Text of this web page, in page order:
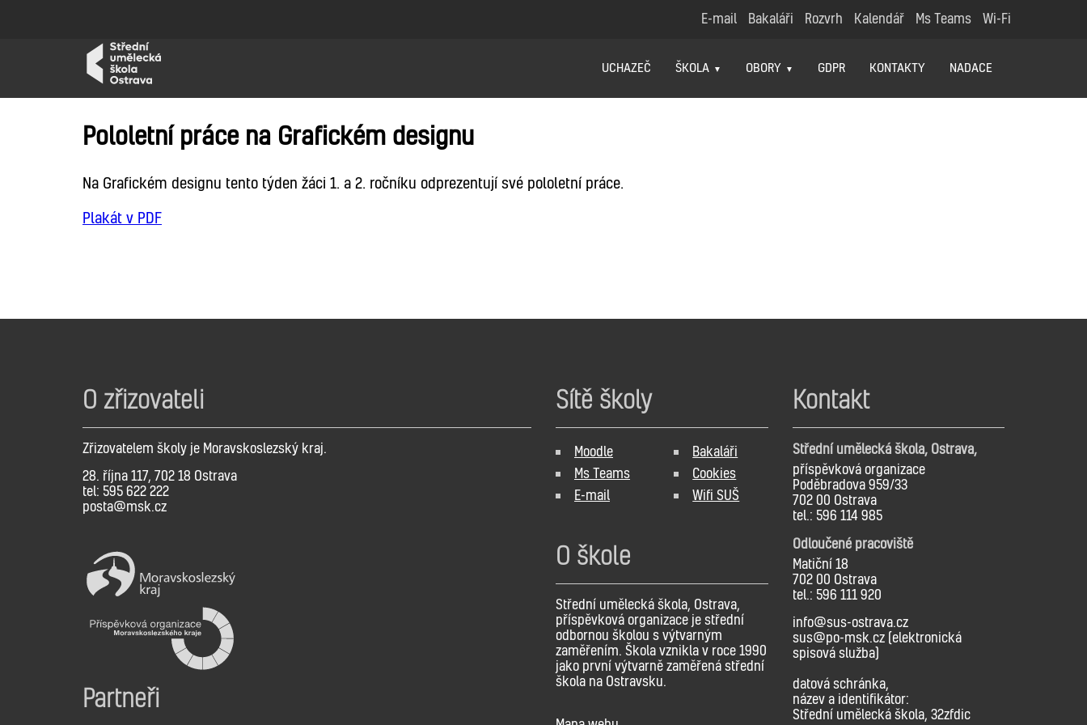
E-mail Bakaláři Rozvrh Kalendář Ms Teams Wi-Fi
UCHAZEČ ŠKOLA OBORY GDPR KONTAKTY NADACE
Pololetní práce na Grafickém designu
Na Grafickém designu tento týden žáci 1. a 2. ročníku odprezentují své pololetní práce.
Plakát v PDF
O zřizovateli
Zřizovatelem školy je Moravskoslezský kraj.
28. října 117, 702 18 Ostrava
tel: 595 622 222
posta@msk.cz
Partneři
Sítě školy
Moodle
Ms Teams
E-mail
Bakaláři
Cookies
Wifi SUŠ
O škole
Střední umělecká škola, Ostrava,
příspěvková organizace je střední
odbornou školou s výtvarným
zaměřením. Škola vznikla v roce 1990
jako první výtvarně zaměřená střední
škola na Ostravsku.
Kontakt
Střední umělecká škola, Ostrava,
příspěvková organizace
Poděbradova 959/33
702 00 Ostrava
tel.: 596 114 985
Odloučené pracoviště
Matiční 18
702 00 Ostrava
tel.: 596 111 920
info@sus-ostrava.cz
sus@po-msk.cz (elektronická
spisová služba)
datová schránka,
název a identifikátor:
Střední umělecká škola, 32zfdic